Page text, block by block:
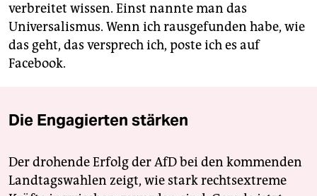
verbreitet wissen. Einst nannte man das
Universalismus. Wenn ich rausgefunden habe, wie
das geht, das versprech ich, poste ich es auf
Facebook.
Die Engagierten stärken
Der drohende Erfolg der AfD bei den kommenden
Landtagswahlen zeigt, wie stark rechtsextreme